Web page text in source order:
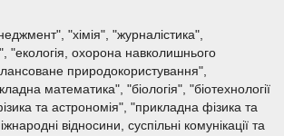
"хімія", "журналістика",
"екологія, охорона навколишнього
природокористування",
математика", "біологія", "біотехнології
та астрономія", "прикладна фізика та
відносини, суспільні комунікації та